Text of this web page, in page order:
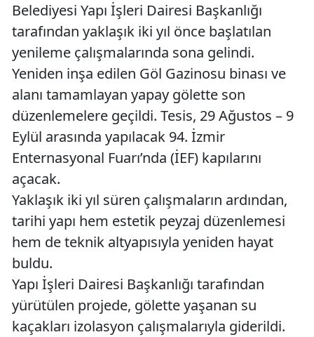
Belediyesi Yapı İşleri Dairesi Başkanlığı
tarafından yaklaşık iki yıl önce başlatılan
yenileme çalışmalarında sona gelindi.
Yeniden inşa edilen Göl Gazinosu binası ve
alanı tamamlayan yapay gölette son
düzenlemelere geçildi. Tesis, 29 Ağustos – 9
Eylül arasında yapılacak 94. İzmir
Enternasyonal Fuarı’nda (İEF) kapılarını
açacak.
Yaklaşık iki yıl süren çalışmaların ardından,
tarihi yapı hem estetik peyzaj düzenlemesi
hem de teknik altyapısıyla yeniden hayat
buldu.
Yapı İşleri Dairesi Başkanlığı tarafından
yürütülen projede, gölette yaşanan su
kaçakları izolasyon çalışmalarıyla giderildi.